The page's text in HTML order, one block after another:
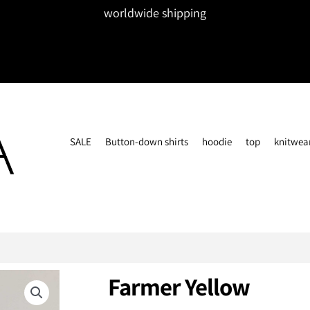
worldwide shipping
SALE Button-down shirts hoodie top
Farmer Yellow